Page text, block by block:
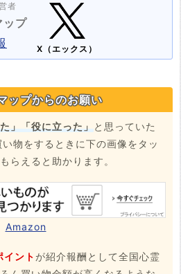
者
ップ
X（エックス）
ップからのお願い
」「役に立った」と思っていた
物をするときに下の画像をタッ
らえると助かります。
Amazon
イント が紹介報酬として全国心霊